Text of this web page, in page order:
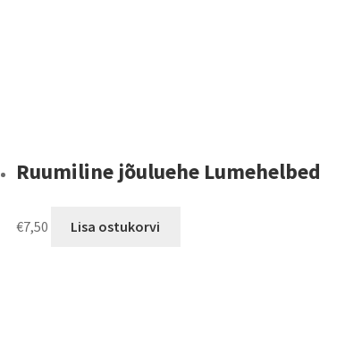
Ruumiline jõuluehe Lumehelbed
€7,50 Lisa ostukorvi